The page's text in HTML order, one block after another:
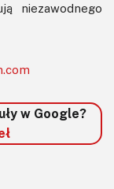
niezawodnego
w Google?